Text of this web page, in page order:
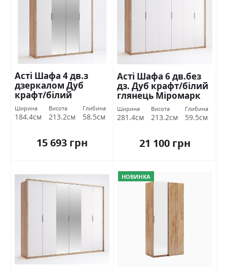
Асті Шафа 4 дв.з
дзеркалом Дуб
крафт/білий
глянець Міромарк
Ширина
184.4см
Висота
213.2см
Глибина
58.5см
15 693 грн
Асті Шафа 6 дв.без
дз. Дуб крафт/білий
глянець Міромарк
Ширина
281.4см
Висота
213.2см
Глибина
59.5см
21 100 грн
НОВИНКА